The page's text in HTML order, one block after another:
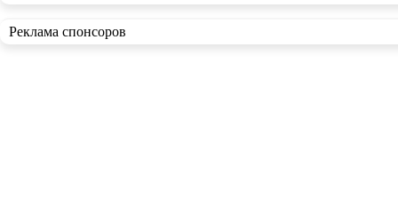
Реклама спонсоров